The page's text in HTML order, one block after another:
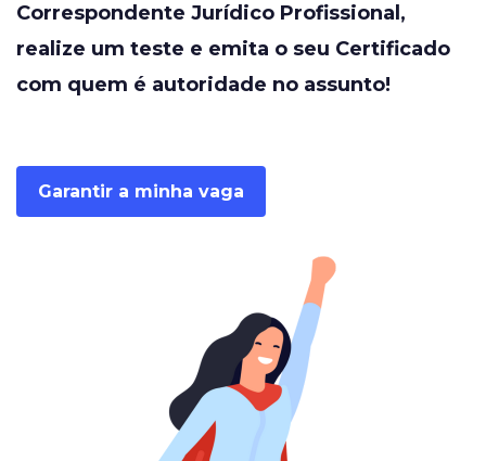
Correspondente Jurídico Profissional,
realize um teste e emita o seu Certificado
com quem é autoridade no assunto!
Garantir a minha vaga